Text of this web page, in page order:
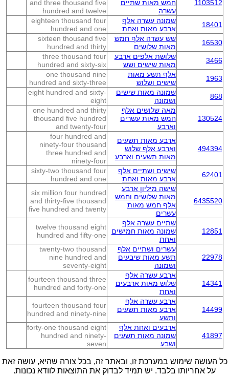
1103512
חמש מאות שתיים
עשרה
and three thousand five
hundred and twelve
18401
שמונה עשרה אלף
ארבע מאות ואחת
eighteen thousand four
hundred and one
16530
שש עשרה אלף חמש
מאות שלושים
sixteen thousand five
hundred and thirty
3466
שלושת אלפים ארבע
מאות שישים ושש
three thousand four
hundred and sixty-six
1963
אלף תשע מאות
שישים ושלוש
one thousand nine
hundred and sixty-three
868
שמונה מאות שישים
ושמונה
eight hundred and sixty-
eight
130524
מאה שלושים אלף
חמש מאות עשרים
וארבע
one hundred and thirty
thousand five hundred
and twenty-four
494394
ארבע מאות תשעים
וארבע אלף שלוש
מאות תשעים וארבע
four hundred and
ninety-four thousand
three hundred and
ninety-four
62401
שישים ושתיים אלף
ארבע מאות ואחת
sixty-two thousand four
hundred and one
6435520
שישה מיליון ארבע
מאות שלושים וחמש
אלף חמש מאות
עשרים
six million four hundred
and thirty-five thousand
five hundred and twenty
12851
שתיים עשרה אלף
שמונה מאות חמישים
ואחת
twelve thousand eight
hundred and fifty-one
22978
עשרים ושתיים אלף
תשע מאות שיבעים
ושמונה
twenty-two thousand
nine hundred and
seventy-eight
14341
ארבע עשרה אלף
שלוש מאות ארבעים
ואחת
fourteen thousand three
hundred and forty-one
14499
ארבע עשרה אלף
ארבע מאות תשעים
ותשע
fourteen thousand four
hundred and ninety-nine
41897
ארבעים ואחת אלף
שמונה מאות תשעים
ושבע
forty-one thousand eight
hundred and ninety-
seven
כל העושה שימוש במערכת זו, ובאתר זה, בכל צורה שהיא, עושה זאת
על אחריותו בלבד. יש תמיד לבדוק את התוצאות לוודא נכונות.